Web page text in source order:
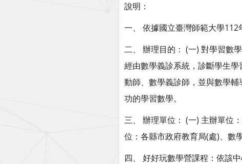
說明：
一、 依據國立臺灣師範大學112
二、 辦理目的： (一) 對學習數
經由數學義診系統，診斷學生
動師、數學義診師，並與數學
功的學習數學。
三、 辦理單位： (一) 主辦單位
位：各縣市政府教育局(處)、數
四、 好好玩數學營課程：依該